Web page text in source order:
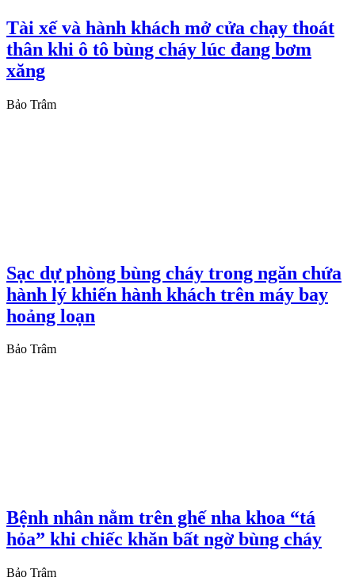
Tài xế và hành khách mở cửa chạy thoát
thân khi ô tô bùng cháy lúc đang bơm
xăng
Bảo Trâm
Sạc dự phòng bùng cháy trong ngăn chứa
hành lý khiến hành khách trên máy bay
hoảng loạn
Bảo Trâm
Bệnh nhân nằm trên ghế nha khoa “tá
hỏa” khi chiếc khăn bất ngờ bùng cháy
Bảo Trâm